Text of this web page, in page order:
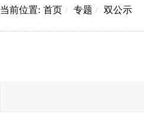
当前位置: 首页 / 专题 / 双公示